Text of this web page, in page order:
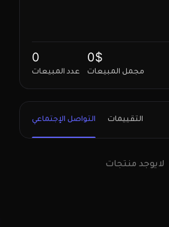
0
عدد المبيعات
0$
مجمل المبيعات
التواصل الإجتماعي التقييمات
لايوجد منتجات